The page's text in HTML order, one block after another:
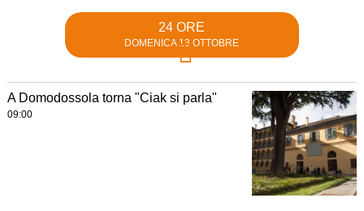
24 ORE
DOMENICA 13 OTTOBRE
A Domodossola torna "Ciak si parla"
09:00